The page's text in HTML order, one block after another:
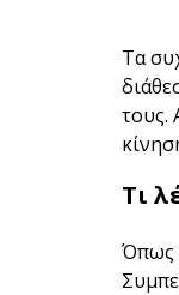
Τα
τους.
Τι
Όπως